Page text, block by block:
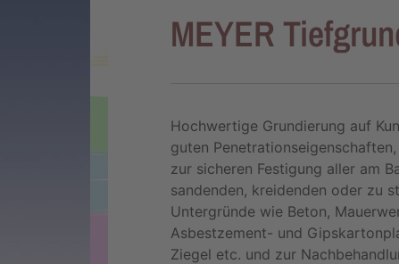
MEYER
Hochwertige Grundierung auf
guten
zur sicheren Festigung aller am
sandenden, kreidenden oder zu
Untergründe wie Beton,
Asbestzement- und
Ziegel etc. und zur